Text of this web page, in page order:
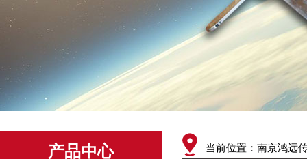
产品中心 当前位置： 南京鸿远